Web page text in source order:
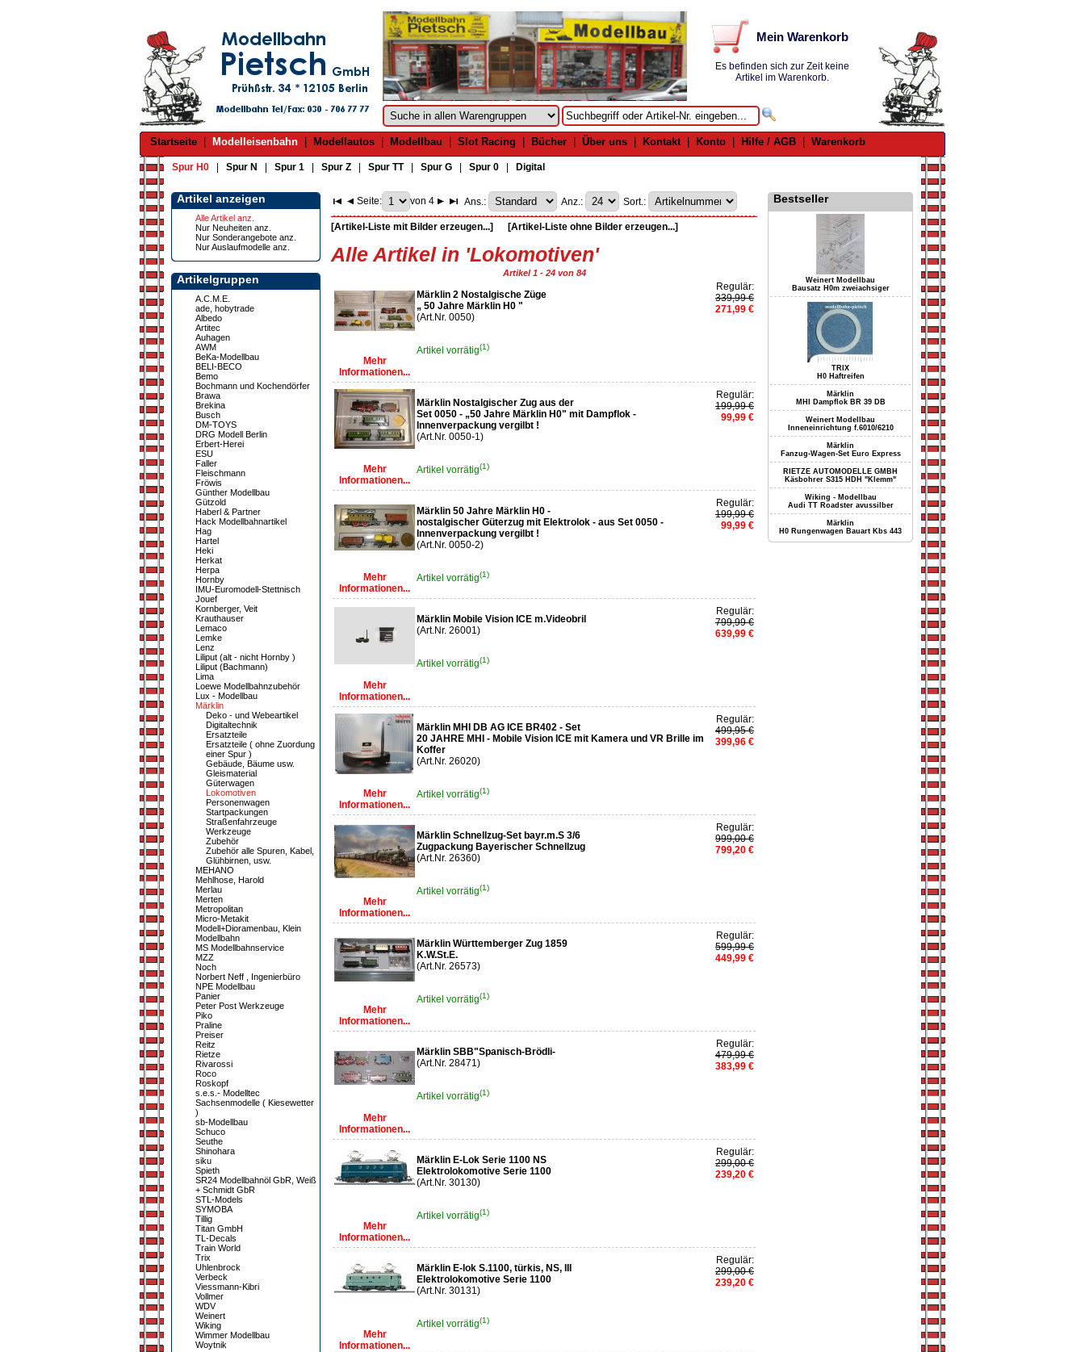
Mein Warenkorb
Es befinden sich zur Zeit keine
Artikel im Warenkorb.
Startseite Modelleisenbahn Modellautos Modellbau Slot Racing Bücher Über uns Kontakt| Konto Hilfe / AGB Warenkorb
Spur H0 Spur N Spur 1 Spur Z Spur TT| Spur G Spur 0 Digital
Artikel anzeigen
Alle Artikel anz.
Nur Neuheiten anz.
Nur Sonderangebote anz.
Nur Auslaufmodelle anz.
Artikelgruppen
A.C.M.E.
ade, hobytrade
Albedo
Artitec
Auhagen
AWM
BeKa-Modellbau
BELI-BECO
Bemo
Bochmann und Kochendörfer
Brawa
Brekina
Busch
DM-TOYS
DRG Modell Berlin
Erbert-Herei
ESU
Faller
Fleischmann
Fröwis
Günther Modellbau
Gützold
Haberl & Partner
Hack Modellbahnartikel
Hag
Hartel
Heki
Herkat
Herpa
Hornby
IMU-Euromodell-Stettnisch
Jouef
Kornberger, Veit
Krauthauser
Lemaco
Lemke
Lenz
Liliput (alt - nicht Hornby )
Liliput (Bachmann)
Lima
Loewe Modellbahnzubehör
Lux - Modellbau
Märklin
Deko - und Webeartikel
Digitaltechnik
Ersatzteile
Ersatzteile ( ohne Zuordung
einer Spur )
Gebäude, Bäume usw.
Gleismaterial
Güterwagen
Lokomotiven
Personenwagen
Startpackungen
Straßenfahrzeuge
Werkzeuge
Zubehör
Zubehör alle Spuren, Kabel,
Glühbirnen, usw.
MEHANO
Mehlhose, Harold
Merlau
Merten
Metropolitan
Micro-Metakit
Modell+Dioramenbau, Klein
Modellbahn
MS Modellbahnservice
MZZ
Noch
Norbert Neff , Ingenierbüro
NPE Modellbau
Panier
Peter Post Werkzeuge
Piko
Praline
Preiser
Reitz
Rietze
Rivarossi
Roco
Roskopf
s.e.s.- Modelltec
Sachsenmodelle ( Kiesewetter
)
sb-Modellbau
Schuco
Seuthe
Shinohara
siku
Spieth
SR24 Modellbahnöl GbR, Weiß
+ Schmidt GbR
STL-Models
SYMOBA
Tillig
Titan GmbH
TL-Decals
Train World
Trix
Uhlenbrock
Verbeck
Viessmann-Kibri
Vollmer
WDV
Weinert
Wiking
Wimmer Modellbau
Woytnik
Seite: von 4 Ans.: Anz.: Sort.:
[Artikel-Liste mit Bilder erzeugen...] [Artikel-Liste ohne Bilder erzeugen...]
Alle Artikel in 'Lokomotiven'
Artikel 1 - 24 von 84
Mehr
Informationen...
Märklin 2 Nostalgische Züge
„ 50 Jahre Märklin H0 "
(Art.Nr. 0050)
Artikel vorrätig(1)
Regulär:
339,99 €
271,99 €
Mehr
Informationen...
Märklin Nostalgischer Zug aus der
Set 0050 - „50 Jahre Märklin H0" mit Dampflok -
Innenverpackung vergilbt !
(Art.Nr. 0050-1)
Artikel vorrätig(1)
Regulär:
199,99 €
99,99 €
Mehr
Informationen...
Märklin 50 Jahre Märklin H0 -
nostalgischer Güterzug mit Elektrolok - aus Set 0050 -
Innenverpackung vergilbt !
(Art.Nr. 0050-2)
Artikel vorrätig(1)
Regulär:
199,99 €
99,99 €
Mehr
Informationen...
Märklin Mobile Vision ICE m.Videobril
(Art.Nr. 26001)
Artikel vorrätig(1)
Regulär:
799,99 €
639,99 €
Mehr
Informationen...
Märklin MHI DB AG ICE BR402 - Set
20 JAHRE MHI - Mobile Vision ICE mit Kamera und VR Brille im
Koffer
(Art.Nr. 26020)
Artikel vorrätig(1)
Regulär:
499,95 €
399,96 €
Mehr
Informationen...
Märklin Schnellzug-Set bayr.m.S 3/6
Zugpackung Bayerischer Schnellzug
(Art.Nr. 26360)
Artikel vorrätig(1)
Regulär:
999,00 €
799,20 €
Mehr
Informationen...
Märklin Württemberger Zug 1859
K.W.St.E.
(Art.Nr. 26573)
Artikel vorrätig(1)
Regulär:
599,99 €
449,99 €
Mehr
Informationen...
Märklin SBB"Spanisch-Brödli-
(Art.Nr. 28471)
Artikel vorrätig(1)
Regulär:
479,99 €
383,99 €
Mehr
Informationen...
Märklin E-Lok Serie 1100 NS
Elektrolokomotive Serie 1100
(Art.Nr. 30130)
Artikel vorrätig(1)
Regulär:
299,00 €
239,20 €
Mehr
Informationen...
Märklin E-lok S.1100, türkis, NS, III
Elektrolokomotive Serie 1100
(Art.Nr. 30131)
Artikel vorrätig(1)
Regulär:
299,00 €
239,20 €
Bestseller
Weinert Modellbau
Bausatz H0m zweiachsiger
TRIX
H0 Haftreifen
Märklin
MHI Dampflok BR 39 DB
Weinert Modellbau
Inneneinrichtung f.6010/6210
Märklin
Fanzug-Wagen-Set Euro Express
RIETZE AUTOMODELLE GMBH
Käsbohrer S315 HDH "Klemm"
Wiking - Modellbau
Audi TT Roadster avussilber
Märklin
H0 Rungenwagen Bauart Kbs 443